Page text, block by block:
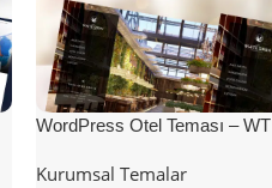
WordPress Otel Teması – WT
Kurumsal Temalar